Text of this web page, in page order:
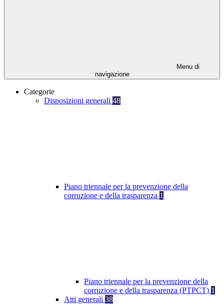
Menu di
navigazione
Categorie
Disposizioni generali 48
Piano triennale per la prevenzione della
corruzione e della trasparenza 1
Piano triennale per la prevenzione della
corruzione e della trasparenza (PTPCT) 1
Atti generali 38